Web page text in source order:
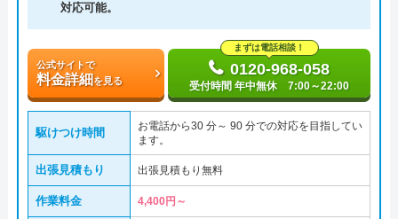
対応可能。
公式サイトで
料金詳細を見る
まずは電話相談！
0120-968-058
受付時間 年中無休 7:00～22:00
駆けつけ時間
お電話から30 分～ 90 分での対応を目指してい
ます。
出張見積もり 出張見積もり無料
作業料金 4,400円～